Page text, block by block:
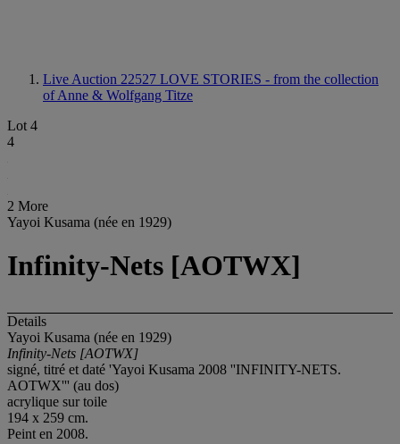
Live Auction 22527 LOVE STORIES - from the collection
of Anne & Wolfgang Titze
Lot 4
4
2 More
Yayoi Kusama (née en 1929)
Infinity-Nets [AOTWX]
Details
Yayoi Kusama (née en 1929)
Infinity-Nets [AOTWX]
signé, titré et daté 'Yayoi Kusama 2008 ''INFINITY-NETS.
AOTWX''' (au dos)
acrylique sur toile
194 x 259 cm.
Peint en 2008.